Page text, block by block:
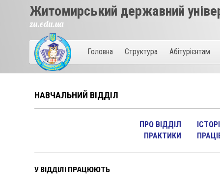
Житомирський державний
zu.edu.ua
Головна Структура Абітурієнтам
НАВЧАЛЬНИЙ ВІДДІЛ
ПРО ВІДДІЛ
ПРАКТИКИ
У ВІДДІЛІ ПРАЦЮЮТЬ